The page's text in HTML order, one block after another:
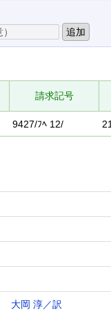
請求記号
9427/ﾌﾍ 12/
大岡 淳／訳